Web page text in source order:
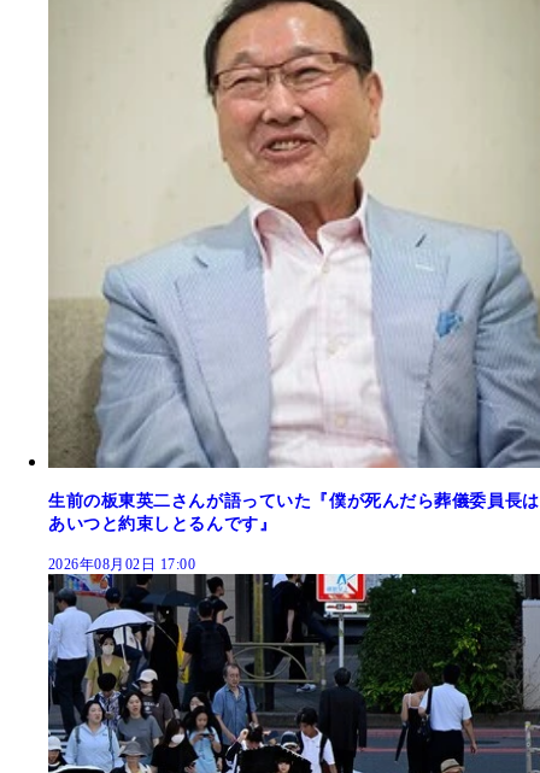
生前の板東英二さんが語っていた『僕が死んだら葬儀委員長は
あいつと約束しとるんです』
2026年08月02日 17:00